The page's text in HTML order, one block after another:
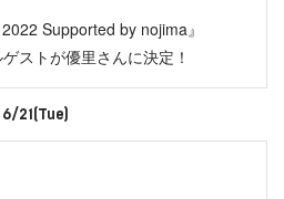
Supported by nojima』
ストが優里さんに決定！
6/21(Tue)